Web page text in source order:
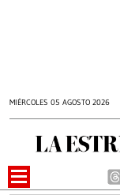
MIÉRCOLES 05 AGOSTO 2026